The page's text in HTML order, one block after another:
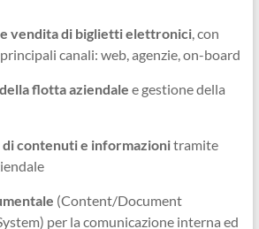
vendita di biglietti elettronici, con
canali: web, agenzie, on-board
flotta aziendale e gestione della
di contenuti e informazionitramite
(Content/Document
per la comunicazione interna ed